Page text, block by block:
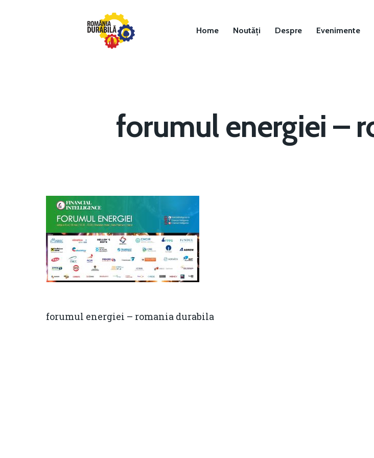
Hit enter to search or ESC to close
Home Noutăți Despre Evenimente
forumul energiei –
forumul energiei – romania durabila